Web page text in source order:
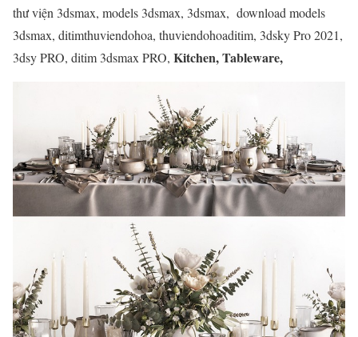
thư viện 3dsmax, models 3dsmax, 3dsmax, download models
3dsmax, ditimthuviendohoa, thuviendohoaditim, 3dsky Pro 2021,
3dsy PRO, ditim 3dsmax PRO, Kitchen, Tableware,